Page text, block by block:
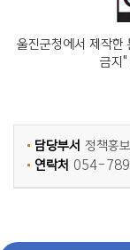
울진군청에서 제작한
금지"
담당부서 정책홍
연락처 054-